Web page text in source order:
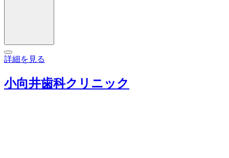
詳細を見る
小向井歯科クリニック